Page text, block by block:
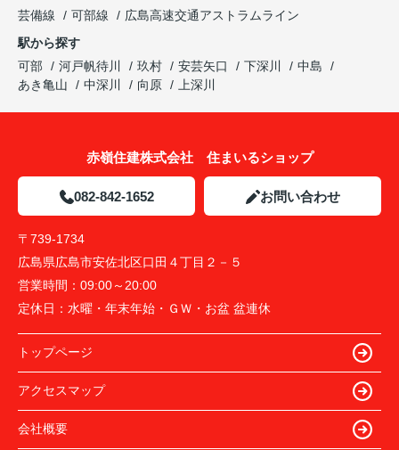
芸備線
可部線
広島高速交通アストラムライン
駅から探す
可部
河戸帆待川 玖村 安芸矢口 下深川
中島
あき亀山
中深川 向原 上深川
赤嶺住建株式会社 住まいるショップ
082-842-1652 お問い合わせ
〒739-1734
広島県広島市安佐北区口田４丁目２－５
営業時間： 09:00～20:00
定休日： 水曜・年末年始・ＧＷ・お盆 盆連休
トップページ
アクセスマップ
会社概要